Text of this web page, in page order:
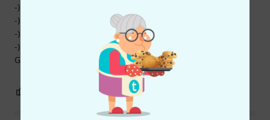
-) selbstsichernde Muttern
-) normale Muttern
-) Beilagscheiben
-) Sprengringe
Gehört alles in ein gut sortiertes Köfferchen!
BEWERTUNG MELDEN